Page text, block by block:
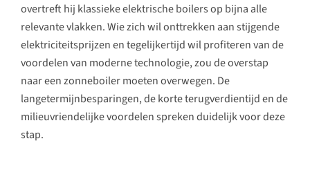
overtreft hij klassieke elektrische boilers op bijna alle
relevante vlakken. Wie zich wil onttrekken aan stijgende
elektriciteitsprijzen en tegelijkertijd wil profiteren van de
voordelen van moderne technologie, zou de overstap
naar een zonneboiler moeten overwegen. De
langetermijnbesparingen, de korte terugverdientijd en de
milieuvriendelijke voordelen spreken duidelijk voor deze
stap.